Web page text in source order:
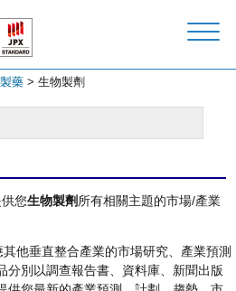
製藥 > 生物製劑
您生物製劑所有相關主題的市場/產業
他垂直整合產業的市場研究、產業預測
分別以調查報告書、資料庫、新聞出版